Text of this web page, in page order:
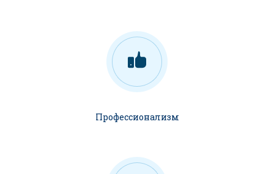
Профессионализм